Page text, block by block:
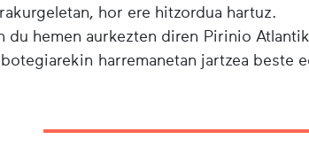
hor ere hitzordua hartuz.
du hemen aurkezten diren Pirinio
harremanetan jartzea beste